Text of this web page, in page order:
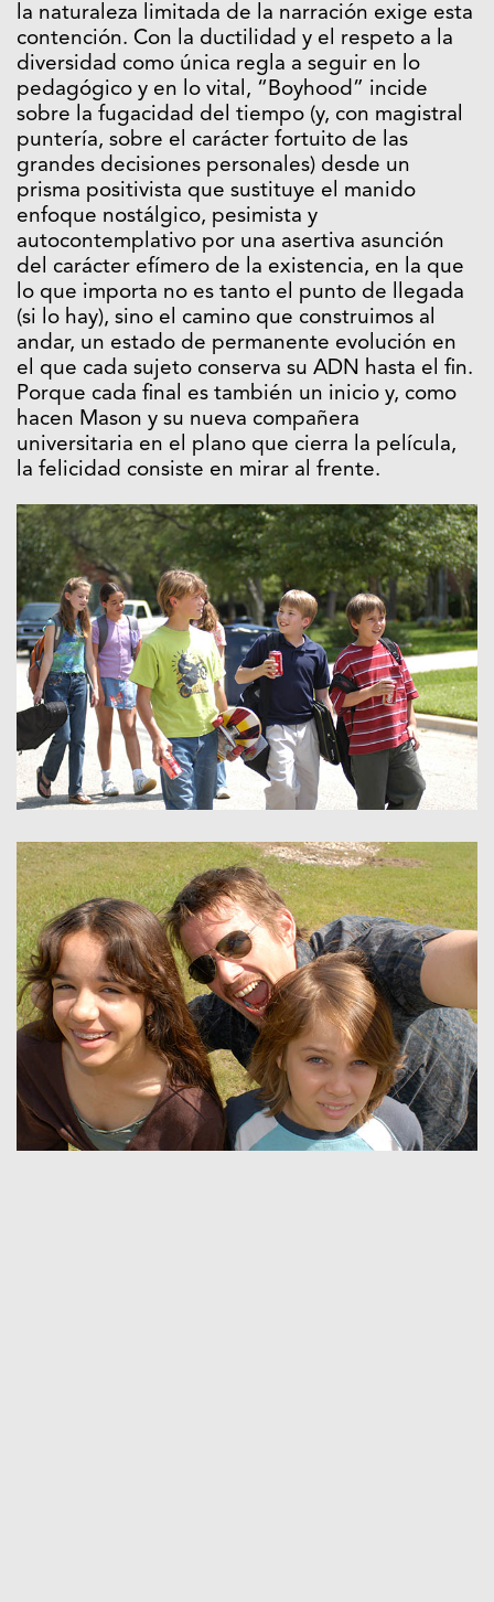
la naturaleza limitada de la narración exige esta
contención. Con la ductilidad y el respeto a la
diversidad como única regla a seguir en lo
pedagógico y en lo vital, “Boyhood” incide
sobre la fugacidad del tiempo (y, con magistral
puntería, sobre el carácter fortuito de las
grandes decisiones personales) desde un
prisma positivista que sustituye el manido
enfoque nostálgico, pesimista y
autocontemplativo por una asertiva asunción
del carácter efímero de la existencia, en la que
lo que importa no es tanto el punto de llegada
(si lo hay), sino el camino que construimos al
andar, un estado de permanente evolución en
el que cada sujeto conserva su ADN hasta el fin.
Porque cada final es también un inicio y, como
hacen Mason y su nueva compañera
universitaria en el plano que cierra la película,
la felicidad consiste en mirar al frente.